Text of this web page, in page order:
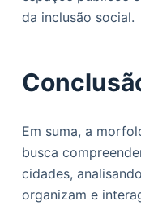
da inclusão social.
Em suma, a
busca
cidades,
organizam e